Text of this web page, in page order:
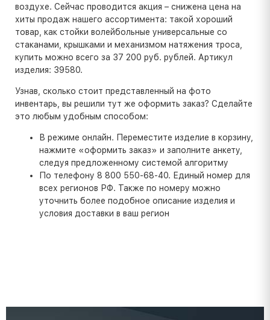
воздухе. Сейчас проводится акция – снижена цена на
хиты продаж нашего ассортимента: такой хороший
товар, как стойки волейбольные универсальные со
стаканами, крышками и механизмом натяжения троса,
купить можно всего за 37 200 руб. рублей. Артикул
изделия: 39580.
Узнав, сколько стоит представленный на фото
инвентарь, вы решили тут же оформить заказ? Сделайте
это любым удобным способом:
В режиме онлайн. Переместите изделие в корзину,
нажмите «оформить заказ» и заполните анкету,
следуя предложенному системой алгоритму
По телефону 8 800 550-68-40. Единый номер для
всех регионов РФ. Также по номеру можно
уточнить более подобное описание изделия и
условия доставки в ваш регион